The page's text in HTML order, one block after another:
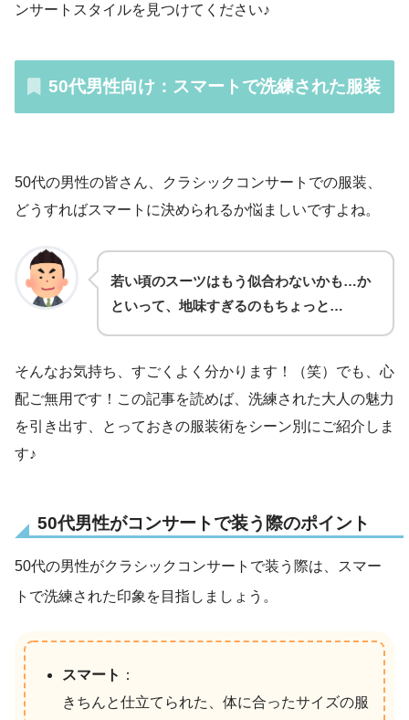
ンサートスタイルを見つけてください♪
50代男性向け：スマートで洗練された服装
50代の男性の皆さん、クラシックコンサートでの服装、
どうすればスマートに決められるか悩ましいですよね。
若い頃のスーツはもう似合わないかも…か
といって、地味すぎるのもちょっと…
そんなお気持ち、すごくよく分かります！（笑）でも、心
配ご無用です！この記事を読めば、洗練された大人の魅力
を引き出す、とっておきの服装術をシーン別にご紹介しま
す♪
50代男性がコンサートで装う際のポイント
50代の男性がクラシックコンサートで装う際は、スマー
トで洗練された印象を目指しましょう。
スマート ：
きちんと仕立てられた、体に合ったサイズの服